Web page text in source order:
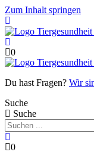
Zum Inhalt springen
0
Du hast Fragen? Wir
Suche
Suche
0